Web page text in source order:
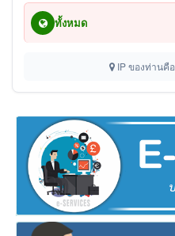
ทั้งหมด
IP ของท่านคือ